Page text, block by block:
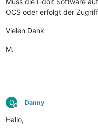
OCS oder erfolgt der
Vielen Dank
M.
D
Offline
Danny
Hallo,